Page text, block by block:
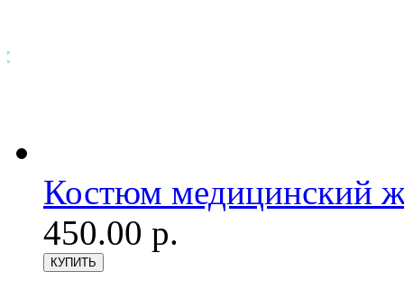
Костюм медицинский
450.00 р.